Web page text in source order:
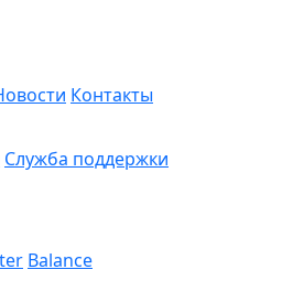
Контакты
Служба поддержки
Balance